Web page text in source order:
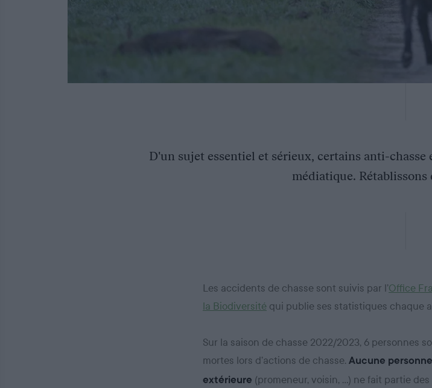
D'un sujet essentiel et sérieux, certains anti-chasse
médiatique. Rétablissons
Les accidents de chasse sont suivis par l’Office
la Biodiversité qui publie ses statistiques chaque
Sur la saison de chasse 2022/2023, 6 personnes
mortes lors d’actions de chasse. Aucune personne
extérieure (promeneur, voisin, …) ne fait partie